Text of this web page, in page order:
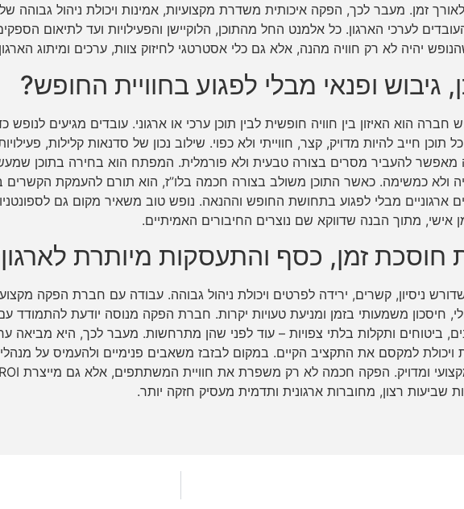
זמן. מעבר לכך, הפקה איכותית משדרת מקצועיות, אמינות ויכולת ניהול גבוהה של
לערכי הארגון. כל אלמנט החל מהתוכן, הלוקיישן והפעילויות ועד לתיאום
יהיה לא רק חוויה מהנה, אלא גם כלי אסטרטגי לחיזוק צוות, ערכים ומיתוג
גיבוש ופנאי מבלי לפגוע בחוויית החופש?
הוא האיזון בין חוויה חופשית לבין תוכן ערכי או ארגוני. עובדים מגיעים לנופש
תוכן חייב להיות מדויק, קצר, חווייתי ולא כפוי. שילוב נכון של סדנאות קלילות,
מאפשר להעביר מסרים בצורה טבעית ולא פורמלית. המפתח הוא בחירה בתוכן
ולא כמשימה. כאשר התוכן משולב בצורה חכמה בלו”ז, הוא תורם להעמקת הקשרים
ארגוניים מבלי לפגוע בתחושת החופש וההנאה. נופש טוב משאיר מקום גם
אישי, מתוך הבנה שדווקא שם נוצרים החיבורים האמיתיים.
זמן, כסף והתעסקות מיותרת
ניסיון, קשרים, ירידה לפרטים ויכולת ניהול גבוהה. עבודה עם חברת הפקה
חיסכון משמעותי בזמן ומניעת טעויות יקרות. חברת הפקה מנוסה יודעת להתמודד
ביטוחים ותקלות בלתי צפויות – עוד לפני שהן מתרחשות. מעבר לכך, היא מביאה
למקסם את התקציב הקיים. במקום לבזבז משאבים פנימיים ולהעמיס על
ועובדים, הארגון מקבל פתרון כולל, מקצועי ומדויק. הפקה חכמה לא רק משפרת את חוויית המשתתפים, אלא גם מייצרת ROI
שביעות רצון, מחוברות ארגונית ותדמית מעסיק חזקה יותר.